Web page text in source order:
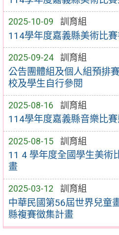
2025-10-09 訓育組
114學年度嘉義縣美術比
2025-09-24 訓育組
公告團體組及個人組預排
校及學生自行參閱
2025-08-16 訓育組
114學年度嘉義縣音樂比
2025-08-15 訓育組
11 4 學年度全國學生美術
畫
2025-03-12 訓育組
中華民國第56屆世界兒童
縣複賽徵集計畫